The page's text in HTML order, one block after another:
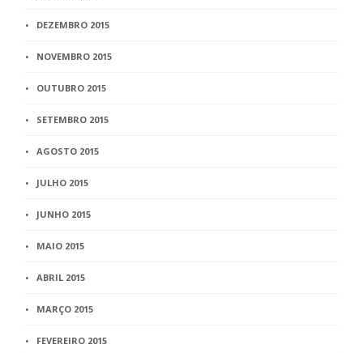
DEZEMBRO 2015
NOVEMBRO 2015
OUTUBRO 2015
SETEMBRO 2015
AGOSTO 2015
JULHO 2015
JUNHO 2015
MAIO 2015
ABRIL 2015
MARÇO 2015
FEVEREIRO 2015